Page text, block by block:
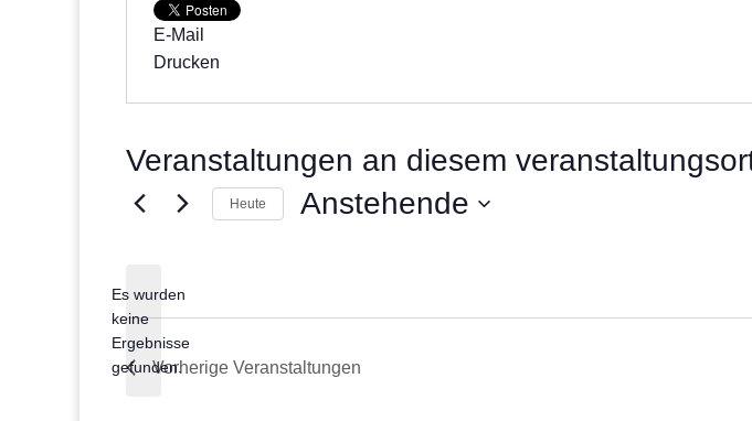
E-Mail
Drucken
Veranstaltungen an diesem
Hinweis
Es wurden
keine
Ergebnisse
gefunden.
Heute Anstehende
Vorherige Veranstaltungen